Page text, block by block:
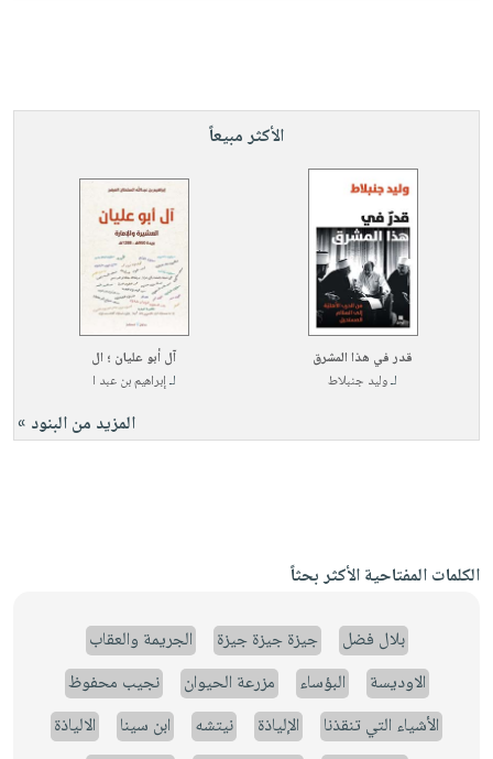
الأكثر مبيعاً
قدر في هذا المشرق
لـوليد جنبلاط
آل أبو عليان ؛ ال
لـإبراهيم بن عبد ا
المزيد من البنود »
الكلمات المفتاحية الأكثر بحثاً
بلال فضل جيزة جيزة جيزة
الجريمة والعقاب
الاوديسة
البؤساء مزرعة الحيوان
نجيب محفوظ
الأشياء التي تنقذنا
الإلياذة نيتشه ابن سينا
الالياذة